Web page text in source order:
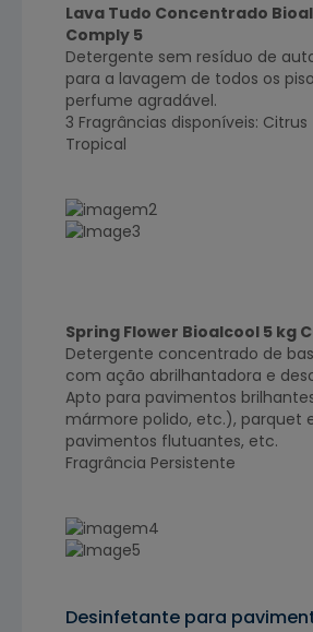
Lava Tudo Concentrado
Comply 5
Detergente sem resíduo de
para a lavagem de todos os
perfume agradável.
3 Fragrâncias disponíveis: Citrus
Tropical
Spring Flower Bioalcool 5 kg
Detergente concentrado de
com ação abrilhantadora e
Apto para pavimentos
mármore polido, etc.), parquet
pavimentos flutuantes, etc.
Fragrância Persistente
Desinfetante para